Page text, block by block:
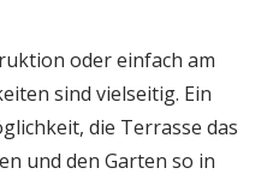
oder einfach am
sind vielseitig. Ein
die Terrasse das
und den Garten so in